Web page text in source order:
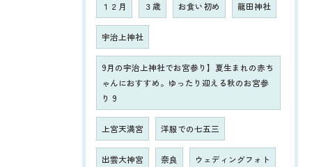
１２月 ３歳 お食い初め 龍田神社
宇治上神社
9月の宇治上神社でお宮参り】夏生まれの赤ち
ゃんにおすすめ。ゆったり迎える秋のお宮参
り 9
上宮天満宮 洋服での七五三
出雲大神宮 奈良 ウェディングフォト